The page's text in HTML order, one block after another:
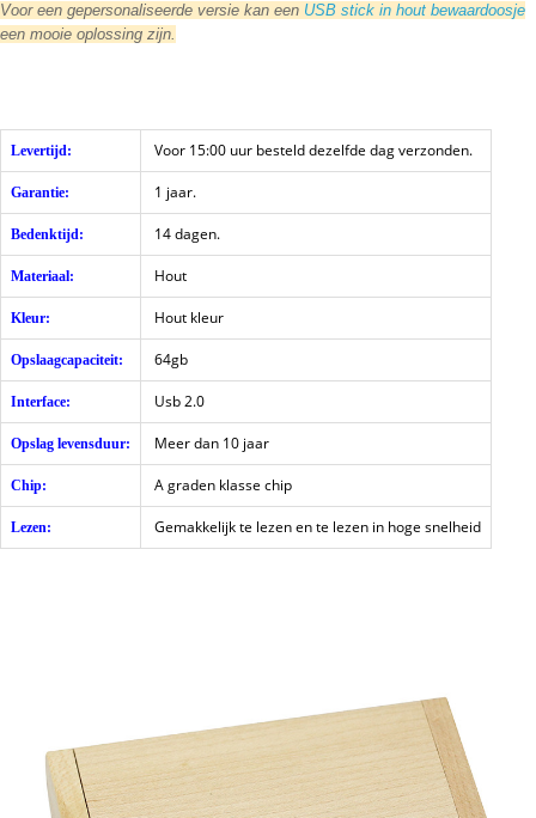
Voor een gepersonaliseerde versie kan een USB stick in hout bewaardoosje
een mooie oplossing zijn.
Levertijd: Voor 15:00 uur besteld dezelfde dag verzonden.
Garantie: 1 jaar.
Bedenktijd: 14 dagen.
Materiaal: Hout
Kleur: Hout kleur
Opslaagcapaciteit: 64gb
Interface: Usb 2.0
Opslag levensduur: Meer dan 10 jaar
Chip: A graden klasse chip
Lezen: Gemakkelijk te lezen en te lezen in hoge snelheid